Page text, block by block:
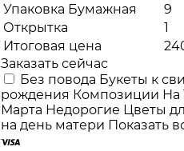
Упаковка Бумажная
9
Открытка
1
Итоговая цена
Заказать сейчас
Без повода Букеты к
рождения Композиции На
Марта Недорогие Цветы
на день матери Показать